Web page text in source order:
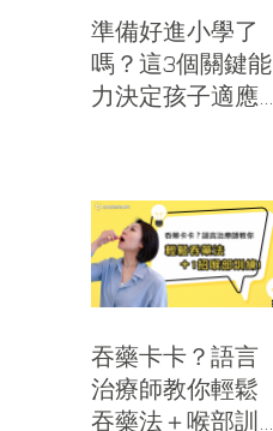
準備好進小學了
嗎？這3個關鍵能
力決定孩子適應
吞藥卡卡？語言
治療師教你輕鬆
吞藥法＋喉部訓